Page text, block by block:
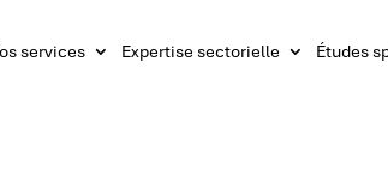
services Expertise sectorielle Études